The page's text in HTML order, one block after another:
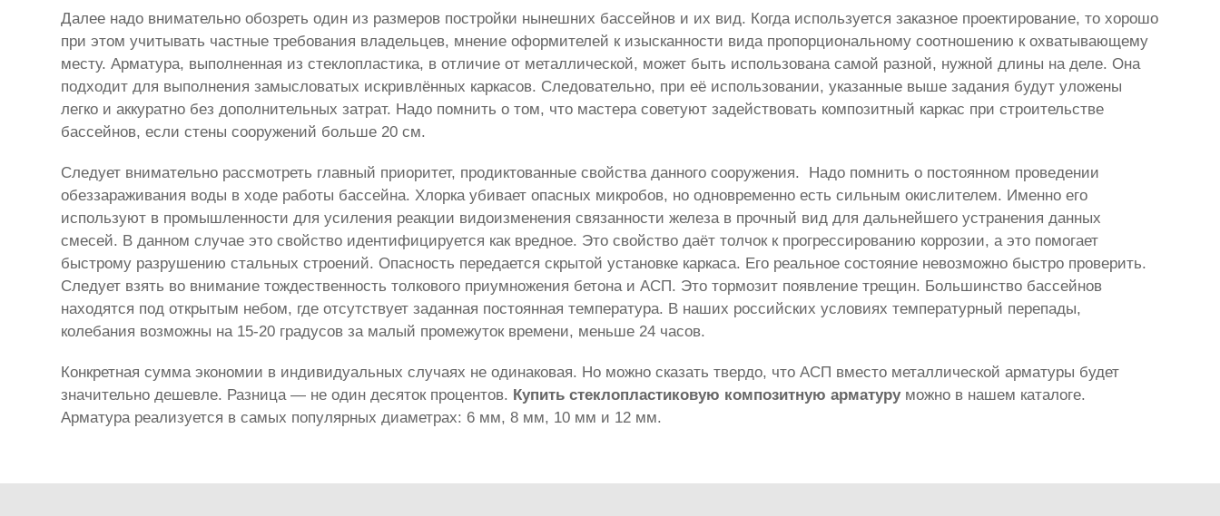
Далее надо внимательно обозреть один из размеров постройки нынешних бассейнов и их вид. Когда используется заказное проектирование, то хорошо
при этом учитывать частные требования владельцев, мнение оформителей к изысканности вида пропорциональному соотношению к охватывающему
месту. Арматура, выполненная из стеклопластика, в отличие от металлической, может быть использована самой разной, нужной длины на деле. Она
подходит для выполнения замысловатых искривлённых каркасов. Следовательно, при её использовании, указанные выше задания будут уложены
легко и аккуратно без дополнительных затрат. Надо помнить о том, что мастера советуют задействовать композитный каркас при строительстве
бассейнов, если стены сооружений больше 20 см.
Следует внимательно рассмотреть главный приоритет, продиктованные свойства данного сооружения. Надо помнить о постоянном проведении
обеззараживания воды в ходе работы бассейна. Хлорка убивает опасных микробов, но одновременно есть сильным окислителем. Именно его
используют в промышленности для усиления реакции видоизменения связанности железа в прочный вид для дальнейшего устранения данных
смесей. В данном случае это свойство идентифицируется как вредное. Это свойство даёт толчок к прогрессированию коррозии, а это помогает
быстрому разрушению стальных строений. Опасность передается скрытой установке каркаса. Его реальное состояние невозможно быстро проверить.
Следует взять во внимание тождественность толкового приумножения бетона и АСП. Это тормозит появление трещин. Большинство бассейнов
находятся под открытым небом, где отсутствует заданная постоянная температура. В наших российских условиях температурный перепады,
колебания возможны на 15-20 градусов за малый промежуток времени, меньше 24 часов.
Конкретная сумма экономии в индивидуальных случаях не одинаковая. Но можно сказать твердо, что АСП вместо металлической арматуры будет
значительно дешевле. Разница — не один десяток процентов. Купить стеклопластиковую композитную арматуруможно в нашем каталоге.
Арматура реализуется в самых популярных диаметрах: 6 мм, 8 мм, 10 мм и 12 мм.